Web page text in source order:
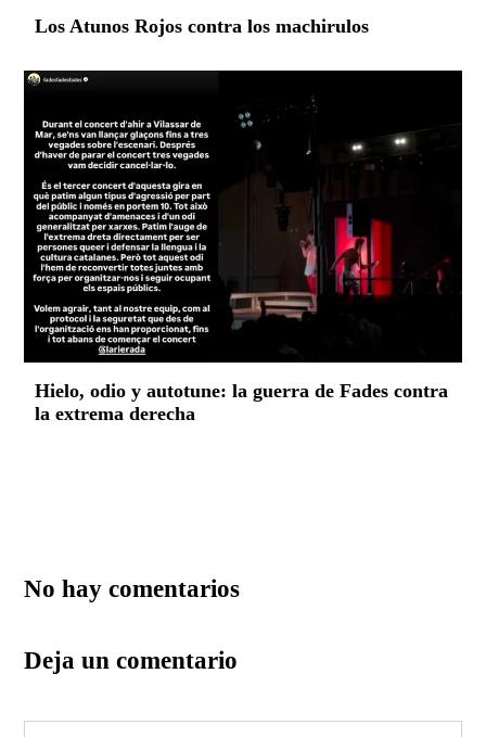
Los Atunos Rojos contra los machirulos
Hielo, odio y autotune: la guerra de Fades contra
la extrema derecha
No hay comentarios
Deja un comentario